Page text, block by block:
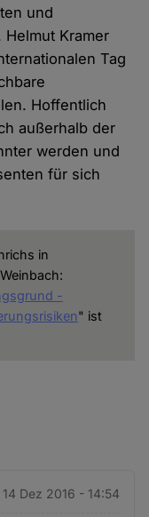
und
Kramer
Tag
Hoffentlich
außerhalb der
werden und
für sich
in
-
" ist
14 Dez 2016 - 14:54